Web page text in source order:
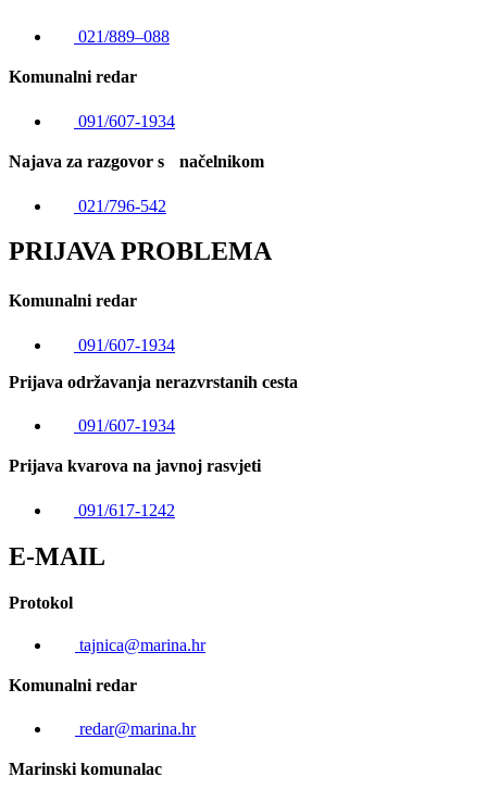
021/889–088
Komunalni redar
091/607-1934
Najava za razgovor s načelnikom
021/796-542
PRIJAVA PROBLEMA
Komunalni redar
091/607-1934
Prijava održavanja nerazvrstanih cesta
091/607-1934
Prijava kvarova na javnoj rasvjeti
091/617-1242
E-MAIL
Protokol
tajnica@marina.hr
Komunalni redar
redar@marina.hr
Marinski komunalac